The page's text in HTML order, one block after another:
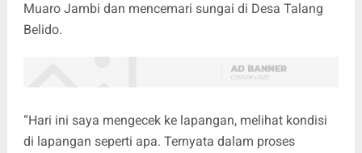
Muaro Jambi dan mencemari sungai di Desa Talang
Belido.
“Hari ini saya mengecek ke lapangan, melihat kondisi
di lapangan seperti apa. Ternyata dalam proses